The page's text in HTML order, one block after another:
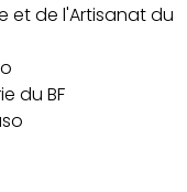
et de l'Artisanat du
du BF